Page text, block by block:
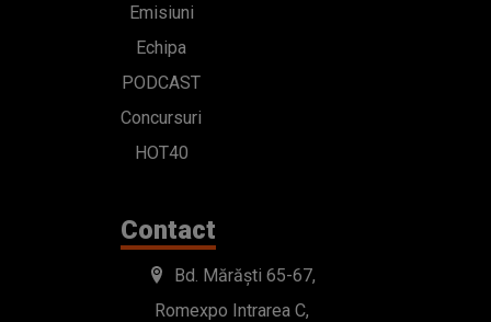
Emisiuni
Echipa
PODCAST
Concursuri
HOT40
Contact
Bd. Mărăști 65-67,
Romexpo Intrarea C,